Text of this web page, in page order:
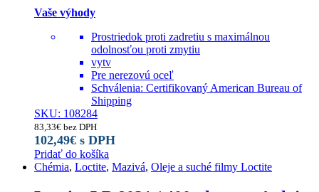
Vaše výhody
Prostriedok proti zadretiu s maximálnou
odolnosťou proti zmytiu
vytv
Pre nerezovú oceľ
Schválenia: Certifikovaný American Bureau of
Shipping
SKU: 108284
83,33€ bez DPH
102,49€ s DPH
Pridať do košíka
Chémia, Loctite, Mazivá, Oleje a suché filmy Loctite